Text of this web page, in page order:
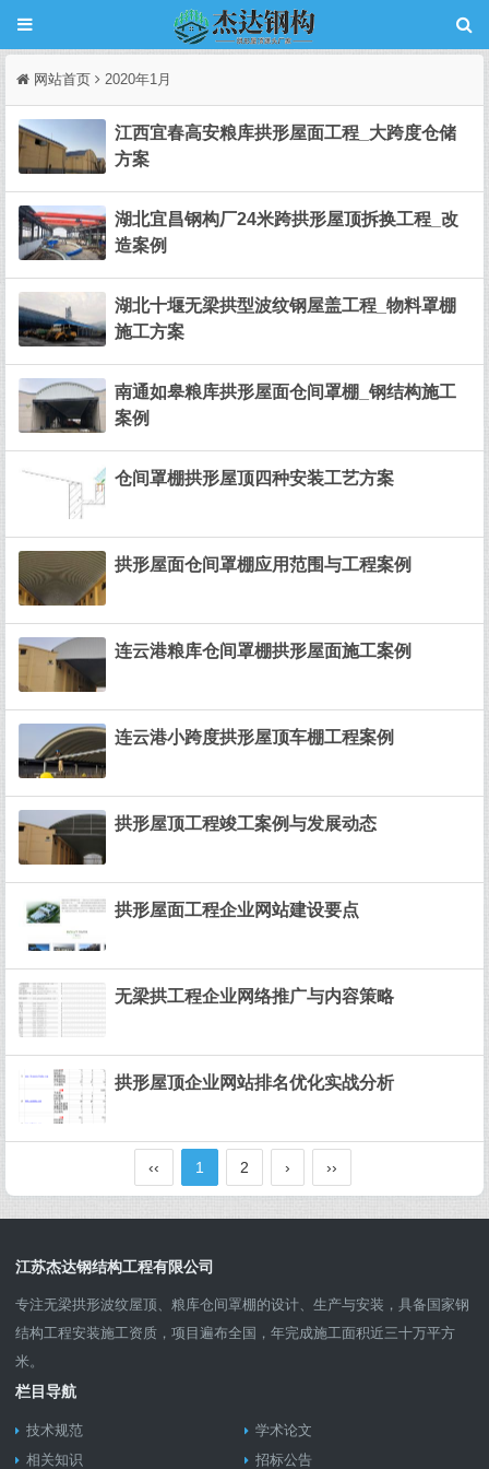
网站首页 2020年1月
江西宜春高安粮库拱形屋面工程_大跨度仓储
方案
湖北宜昌钢构厂24米跨拱形屋顶拆换工程_改
造案例
湖北十堰无梁拱型波纹钢屋盖工程_物料罩棚
施工方案
南通如皋粮库拱形屋面仓间罩棚_钢结构施工
案例
仓间罩棚拱形屋顶四种安装工艺方案
拱形屋面仓间罩棚应用范围与工程案例
连云港粮库仓间罩棚拱形屋面施工案例
连云港小跨度拱形屋顶车棚工程案例
拱形屋顶工程竣工案例与发展动态
拱形屋面工程企业网站建设要点
无梁拱工程企业网络推广与内容策略
拱形屋顶企业网站排名优化实战分析
‹‹ 1 2 › ››
江苏杰达钢结构工程有限公司
专注无梁拱形波纹屋顶、粮库仓间罩棚的设计、生产与安装，具备国家钢
结构工程安装施工资质，项目遍布全国，年完成施工面积近三十万平方
米。
栏目导航
技术规范
学术论文
相关知识
招标公告